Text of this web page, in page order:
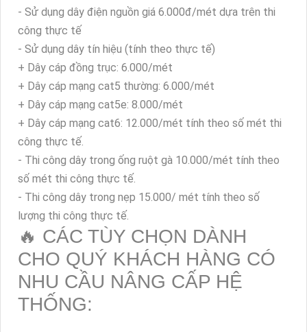
ngày.
MỘT SỐ CHI PHÍ SẼ PHÁT
SINH THÊM TRONG
TRƯỜNG HỢP BẮT BUỘC
VÀ NHU CẦU CỦA CÔNG
TRÌNH
- Sử dụng dây điện nguồn giá 6.000đ/mét dựa trên thi
công thực tế
- Sử dụng dây tín hiệu (tính theo thực tế)
+ Dây cáp đồng trục: 6.000/mét
+ Dây cáp mạng cat5 thường: 6.000/mét
+ Dây cáp mạng cat5e: 8.000/mét
+ Dây cáp mạng cat6: 12.000/mét tính theo số mét thi
công thực tế.
- Thi công dây trong ống ruột gà 10.000/mét tính theo